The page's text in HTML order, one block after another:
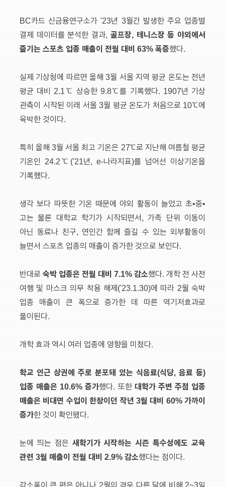
BC카드 신금융연구소가 '23년 3월간 발생한 주요 업종별
결제 데이터를 분석한 결과, 골프장, 테니스장 등 야외에서
즐기는 스포츠 업종 매출이 전월 대비 63% 폭증했다.
실제 기상청에 따르면 올해 3월 서울 지역 평균 온도는 전년
평균 대비 2.1℃ 상승한 9.8℃를 기록했다. 1907년 기상
관측이 시작된 이래 서울 3월 평균 온도가 처음으로 10℃에
육박한 것이다.
특히 올해 3월 서울 최고 기온은 27℃로 지난해 여름철 평균
기온인 24.2℃(‘21년, e-나라지표)를 넘어선 이상기온을
기록했다.
생각 보다 따뜻한 기온 때문에 야외 활동이 늘었고 초•중•
고는 물론 대학교 학기가 시작되면서, 가족 단위 이동이
아닌 동료나 친구, 연인간 함께 즐길 수 있는 외부활동이
늘면서 스포츠 업종의 매출이 증가한 것으로 보인다.
반대로 숙박 업종은 전월 대비 7.1% 감소했다. 개학 전 사전
여행 및 마스크 의무 착용 해제(’23.1.30)에 따라 2월 숙박
업종 매출이 큰 폭으로 증가한 데 따른 역기저효과로
풀이된다.
개학 효과 역시 여러 업종에 영향을 미쳤다.
학교 인근 상권에 주로 분포돼 있는 식음료(식당, 음료 등)
업종 매출은 10.6% 증가했다. 또한 대학가 주변 주점 업종
매출은 비대면 수업이 한창이던 작년 3월 대비 60% 가까이
증가한 것이 확인됐다.
눈에 띄는 점은 새학기가 시작하는 시즌 특수성에도 교육
관련 3월 매출이 전월 대비 2.9% 감소했다는 점이다.
감소폭이 큰 편은 아니나 2월의 경우 다른 달에 비해 2~3일